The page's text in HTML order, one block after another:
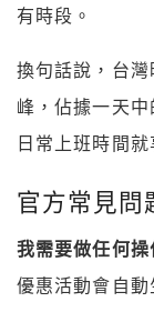
有時段。
換句話說，台
峰，佔據一天
日常上班時間
官方常見問
我需要做任何操
優惠活動會自